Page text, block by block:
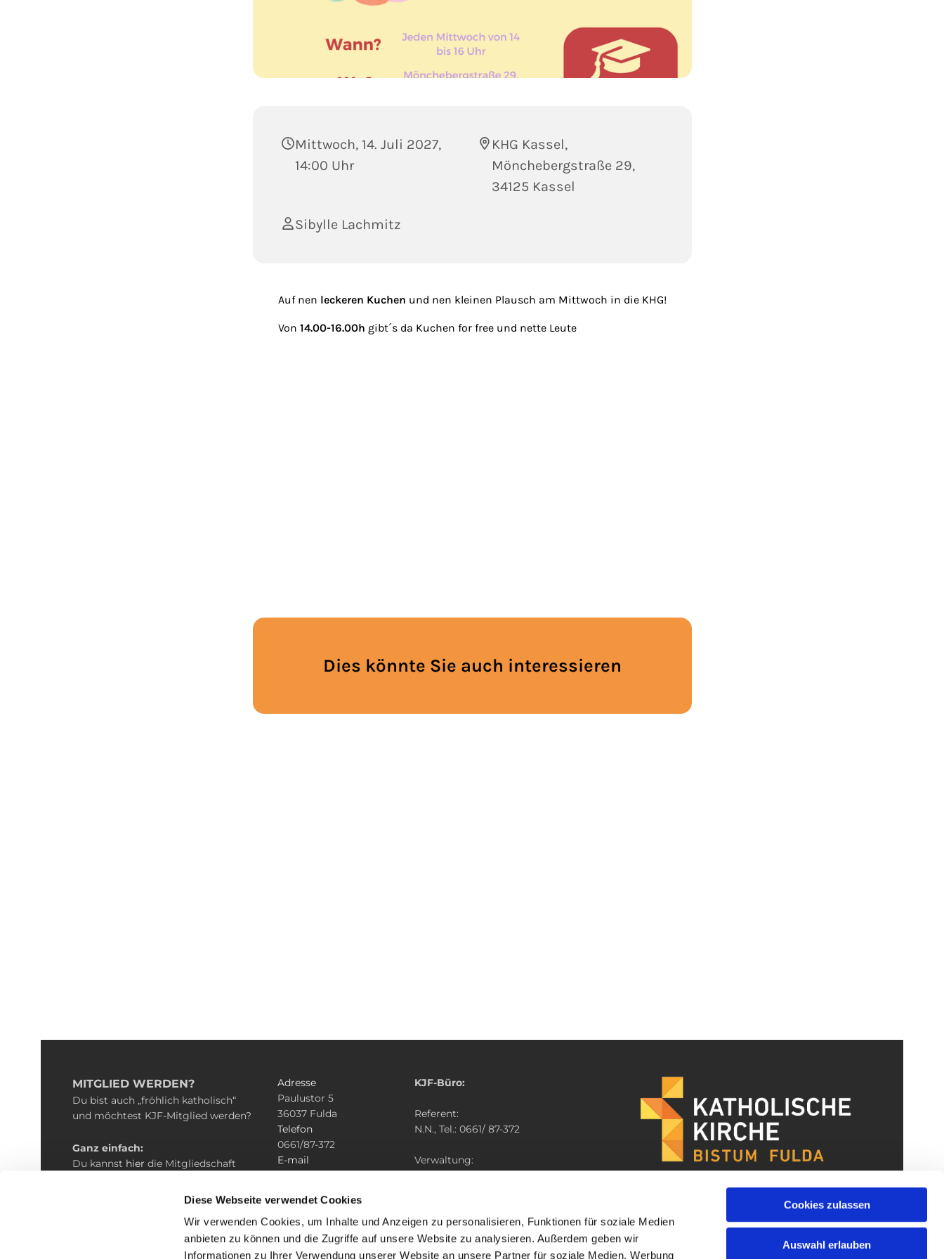
Diese Webseite verwendet Cookies
Wir verwenden Cookies, um Inhalte und Anzeigen zu personalisieren, Funktionen für soziale Medien
anbieten zu können und die Zugriffe auf unsere Website zu analysieren. Außerdem geben wir
Informationen zu Ihrer Verwendung unserer Website an unsere Partner für soziale Medien, Werbung
Cookies zulassen
Auswahl erlauben
Mittwoch, 14. Juli 2027,
14:00 Uhr
KHG Kassel,
Mönchebergstraße 29,
34125 Kassel
Sibylle Lachmitz
Auf nen leckeren Kuchen und nen kleinen Plausch am Mittwoch in die KHG!
Von 14.00-16.00h gibt´s da Kuchen for free und nette Leute
Dies könnte Sie auch interessieren
MITGLIED WERDEN?
Du bist auch „fröhlich katholisch“
und möchtest KJF-Mitglied werden?
Ganz einfach:
Du kannst hier die Mitgliedschaft
paar Tagen Deine persönliche
Adresse
Paulustor 5
36037 Fulda
Telefon
0661/87-372
E-mail
kjf@bistum-fulda.de
KJF-Büro:
Referent:
N.N., Tel.: 0661/ 87-372
Verwaltung:
Simon Herget, Tel.: 0661/ 87-367